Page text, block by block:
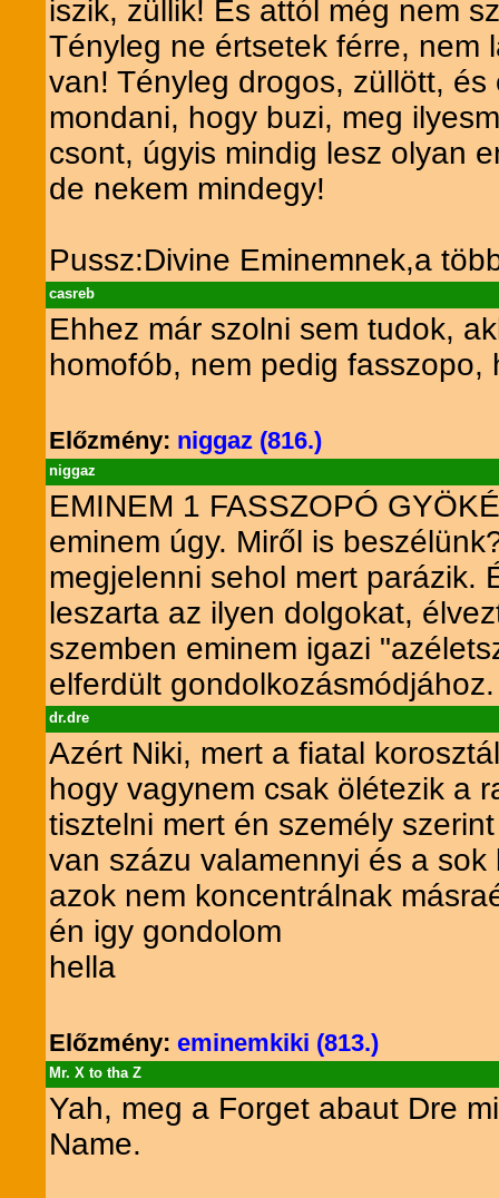
iszik, züllik! És attól még nem
Tényleg ne értsetek férre, nem
van! Tényleg drogos, züllött,
mondani, hogy buzi, meg
csont, úgyis mindig lesz olyan
de nekem mindegy!
Pussz:Divine Eminemnek,a
casreb
Ehhez már szolni sem tudok,
homofób, nem pedig
Előzmény: niggaz (816.)
niggaz
EMINEM 1 FASSZOPÓ
eminem úgy. Miről is
megjelenni sehol mert parázik.
leszarta az ilyen dolgokat,
szemben eminem igazi
elferdült
dr.dre
Azért Niki, mert a fiatal
hogy vagynem csak ölétezik a
tisztelni mert én személy
van százu valamennyi és a
azok nem koncentrálnak
én igy gondolom
hella
Előzmény: eminemkiki (813.)
Mr. X to tha Z
Yah, meg a Forget abaut Dre
Name.